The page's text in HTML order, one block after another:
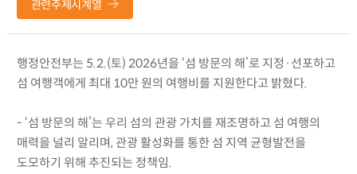
관련주제시계열
행정안전부는 5.2.(토) 2026년을 ‘섬 방문의 해’로 지정·선포하고
섬 여행객에게 최대 10만 원의 여행비를 지원한다고 밝혔다.
- ‘섬 방문의 해’는 우리 섬의 관광 가치를 재조명하고 섬 여행의
매력을 널리 알리며, 관광 활성화를 통한 섬 지역 균형발전을
도모하기 위해 추진되는 정책임.